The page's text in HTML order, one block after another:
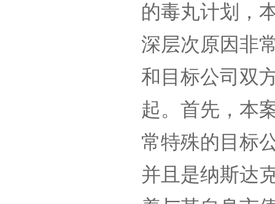
的毒丸计划，
深层次原因非
和目标公司双
起。首先，本
常特殊的目标
并且是纳斯达